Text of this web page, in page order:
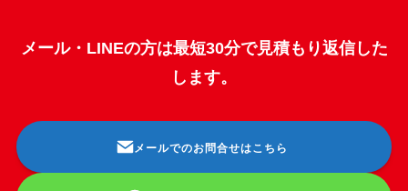
メール・LINEの方は最短30分で見積もり返信した
します。
メールでのお問合せはこちら